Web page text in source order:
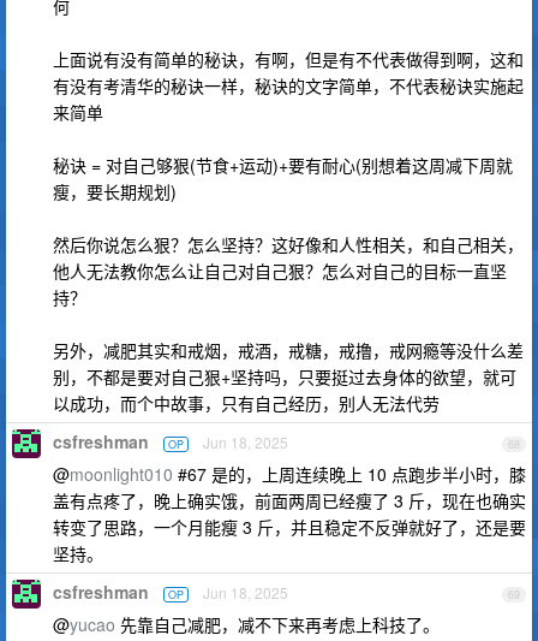
何
上面说有没有简单的秘诀，有啊，但是有不代表做得到啊，这和
有没有考清华的秘诀一样，秘诀的文字简单，不代表秘诀实施起
来简单
秘诀 = 对自己够狠(节食+运动)+要有耐心(别想着这周减下周就
瘦，要长期规划)
然后你说怎么狠？怎么坚持？这好像和人性相关，和自己相关，
他人无法教你怎么让自己对自己狠？怎么对自己的目标一直坚
持？
另外，减肥其实和戒烟，戒酒，戒糖，戒撸，戒网瘾等没什么差
别，不都是要对自己狠+坚持吗，只要挺过去身体的欲望，就可
以成功，而个中故事，只有自己经历，别人无法代劳
68
csfreshman OP Jun 18, 2025
@moonlight010 #67 是的，上周连续晚上 10 点跑步半小时，膝
盖有点疼了，晚上确实饿，前面两周已经瘦了 3 斤，现在也确实
转变了思路，一个月能瘦 3 斤，并且稳定不反弹就好了，还是要
坚持。
69
csfreshman OP Jun 18, 2025
@yucao 先靠自己减肥，减不下来再考虑上科技了。